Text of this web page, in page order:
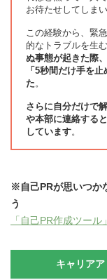
お待たせしてしまい
この経験から、緊
的なトラブルを生
ぬ事態が起きた際
「5秒間だけ手を
た。
さらに自分だけで
や本部に連絡する
しています。
※自己PRが思いつか
う
「自己PR作成ツー
キャリア